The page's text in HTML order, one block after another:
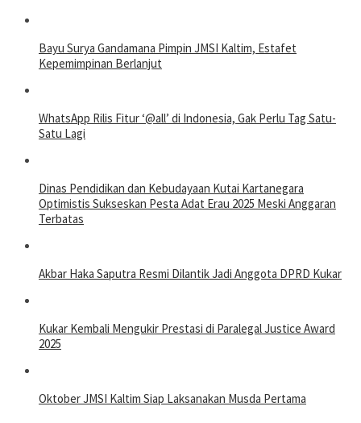
Bayu Surya Gandamana Pimpin JMSI Kaltim, Estafet
Kepemimpinan Berlanjut
WhatsApp Rilis Fitur ‘@all’ di Indonesia, Gak Perlu Tag Satu-
Satu Lagi
Dinas Pendidikan dan Kebudayaan Kutai Kartanegara
Optimistis Sukseskan Pesta Adat Erau 2025 Meski Anggaran
Terbatas
Akbar Haka Saputra Resmi Dilantik Jadi Anggota DPRD Kukar
Kukar Kembali Mengukir Prestasi di Paralegal Justice Award
2025
Oktober JMSI Kaltim Siap Laksanakan Musda Pertama